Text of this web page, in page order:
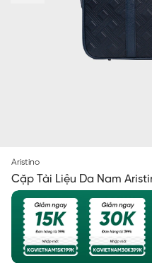
Aristino
Cặp Tài Liệu Da Nam